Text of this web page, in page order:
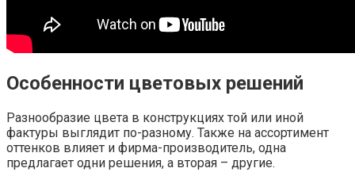
Особенности цветовых решений
Разнообразие цвета в конструкциях той или иной
фактуры выглядит по-разному. Также на ассортимент
оттенков влияет и фирма-производитель, одна
предлагает одни решения, а вторая – другие.